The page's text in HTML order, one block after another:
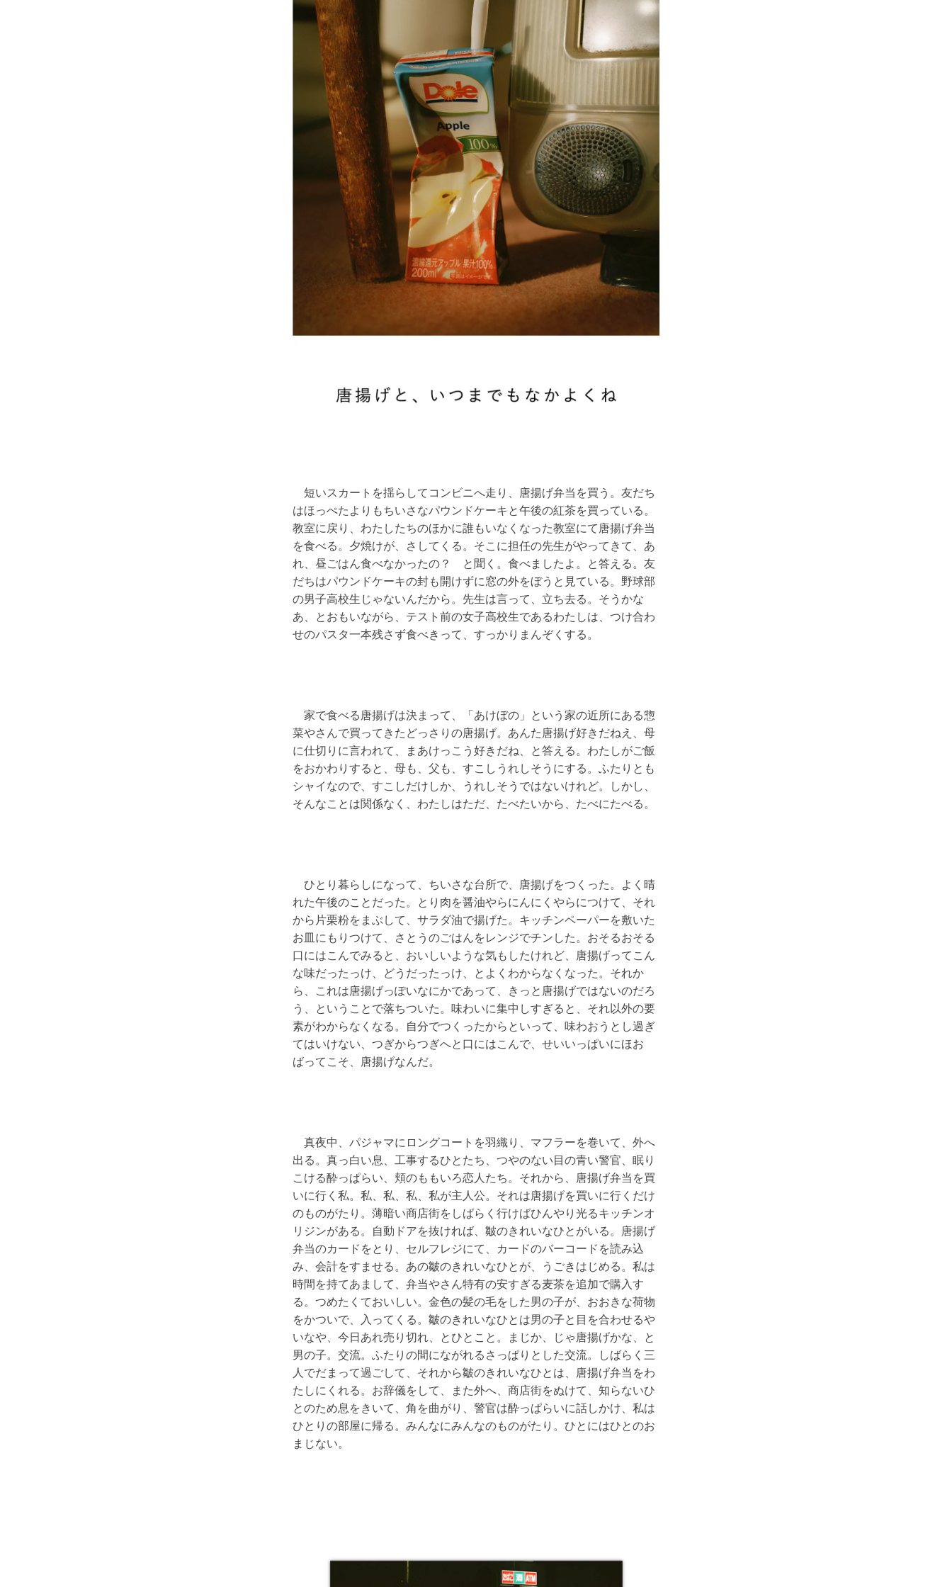
短いスカートを揺らしてコンビニへ走り、唐揚げ弁当を買う。友だち
はほっぺたよりもちいさなパウンドケーキと午後の紅茶を買っている。
教室に戻り、わたしたちのほかに誰もいなくなった教室にて唐揚げ弁当
を食べる。夕焼けが、さしてくる。そこに担任の先生がやってきて、あ
れ、昼ごはん食べなかったの？ と聞く。食べましたよ。と答える。友
だちはパウンドケーキの封も開けずに窓の外をぼうと見ている。野球部
の男子高校生じゃないんだから。先生は言って、立ち去る。そうかな
あ、とおもいながら、テスト前の女子高校生であるわたしは、つけ合わ
せのパスタ一本残さず食べきって、すっかりまんぞくする。
家で食べる唐揚げは決まって、「あけぼの」という家の近所にある惣
菜やさんで買ってきたどっさりの唐揚げ。あんた唐揚げ好きだねえ、母
に仕切りに言われて、まあけっこう好きだね、と答える。わたしがご飯
をおかわりすると、母も、父も、すこしうれしそうにする。ふたりとも
シャイなので、すこしだけしか、うれしそうではないけれど。しかし、
そんなことは関係なく、わたしはただ、たべたいから、たべにたべる。
ひとり暮らしになって、ちいさな台所で、唐揚げをつくった。よく晴
れた午後のことだった。とり肉を醤油やらにんにくやらにつけて、それ
から片栗粉をまぶして、サラダ油で揚げた。キッチンペーパーを敷いた
お皿にもりつけて、さとうのごはんをレンジでチンした。おそるおそる
口にはこんでみると、おいしいような気もしたけれど、唐揚げってこん
な味だったっけ、どうだったっけ、とよくわからなくなった。それか
ら、これは唐揚げっぽいなにかであって、きっと唐揚げではないのだろ
う、ということで落ちついた。味わいに集中しすぎると、それ以外の要
素がわからなくなる。自分でつくったからといって、味わおうとし過ぎ
てはいけない、つぎからつぎへと口にはこんで、せいいっぱいにほお
ばってこそ、唐揚げなんだ。
真夜中、パジャマにロングコートを羽織り、マフラーを巻いて、外へ
出る。真っ白い息、工事するひとたち、つやのない目の青い警官、眠り
こける酔っぱらい、頬のももいろ恋人たち。それから、唐揚げ弁当を買
いに行く私。私、私、私、私が主人公。それは唐揚げを買いに行くだけ
のものがたり。薄暗い商店街をしばらく行けばひんやり光るキッチンオ
リジンがある。自動ドアを抜ければ、皺のきれいなひとがいる。唐揚げ
弁当のカードをとり、セルフレジにて、カードのバーコードを読み込
み、会計をすませる。あの皺のきれいなひとが、うごきはじめる。私は
時間を持てあまして、弁当やさん特有の安すぎる麦茶を追加で購入す
る。つめたくておいしい。金色の髪の毛をした男の子が、おおきな荷物
をかついで、入ってくる。皺のきれいなひとは男の子と目を合わせるや
いなや、今日あれ売り切れ、とひとこと。まじか、じゃ唐揚げかな、と
男の子。交流。ふたりの間にながれるさっぱりとした交流。しばらく三
人でだまって過ごして、それから皺のきれいなひとは、唐揚げ弁当をわ
たしにくれる。お辞儀をして、また外へ、商店街をぬけて、知らないひ
とのため息をきいて、角を曲がり、警官は酔っぱらいに話しかけ、私は
ひとりの部屋に帰る。みんなにみんなのものがたり。ひとにはひとのお
まじない。